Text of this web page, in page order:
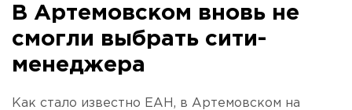
В Артемовском вновь не
смогли выбрать сити-
менеджера
Как стало известно ЕАН, в Артемовском на